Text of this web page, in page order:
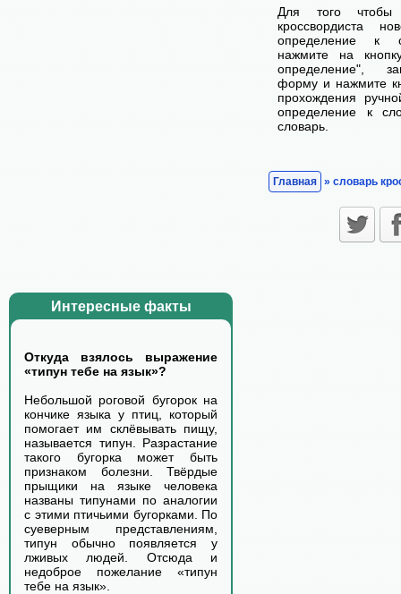
Интересные факты
Откуда взялось выражение
«типун тебе на язык»?
Небольшой роговой бугорок на
кончике языка у птиц, который
помогает им склёвывать пищу,
называется типун. Разрастание
такого бугорка может быть
признаком болезни. Твёрдые
прыщики на языке человека
названы типунами по аналогии
с этими птичьими бугорками. По
суеверным представлениям,
типун обычно появляется у
лживых людей. Отсюда и
недоброе пожелание «типун
тебе на язык».
Для того чтобы
кроссвордиста
определение к
нажмите на
определение",
форму и нажмите
прохождения
определение к
словарь.
Главная » словарь